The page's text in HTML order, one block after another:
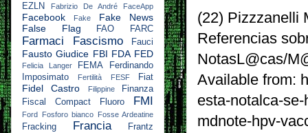
(22) Pizzzanelli
Referencias
NotasL@cas/
Available from:
esta-notalca-
mdnote-hpv-
EZLN
Fabrizio De André FaceApp
Facebook Fake
Fake News
False Flag
FAO FARC
Farmaci Fascismo Fauci
Fausto Giudice FBI FDA FED
Felicia Langer FEMA
Ferdinando
Imposimato
Fertilità FESF Fiat
Fidel Castro Filippine
Finanza
Fiscal Compact
Fluoro FMI
Ford Fosforo bianco Fosse Ardeatine
Fracking Francia
Frantz